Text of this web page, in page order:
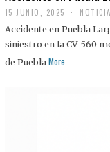
15 JUNIO, 2025
Accidente en Puebla
siniestro en la CV-560
de Puebla More